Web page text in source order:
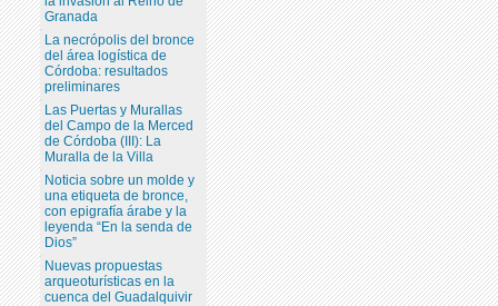
Granada
La necrópolis del bronce
del área logística de
Córdoba: resultados
preliminares
Las Puertas y Murallas
del Campo de la Merced
de Córdoba (III): La
Muralla de la Villa
Noticia sobre un molde y
una etiqueta de bronce,
con epigrafía árabe y la
leyenda “En la senda de
Dios”
Nuevas propuestas
arqueoturísticas en la
cuenca del Guadalquivir